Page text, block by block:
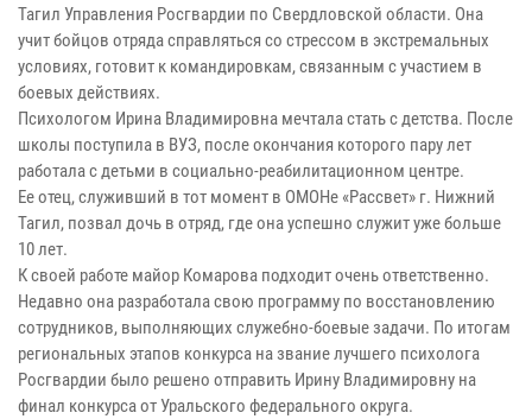
Тагил Управления Росгвардии по Свердловской области. Она
учит бойцов отряда справляться со стрессом в экстремальных
условиях, готовит к командировкам, связанным с участием в
боевых действиях.
Психологом Ирина Владимировна мечтала стать с детства. После
школы поступила в ВУЗ, после окончания которого пару лет
работала с детьми в социально-реабилитационном центре.
Ее отец, служивший в тот момент в ОМОНе «Рассвет» г. Нижний
Тагил, позвал дочь в отряд, где она успешно служит уже больше
10 лет.
К своей работе майор Комарова подходит очень ответственно.
Недавно она разработала свою программу по восстановлению
сотрудников, выполняющих служебно-боевые задачи. По итогам
региональных этапов конкурса на звание лучшего психолога
Росгвардии было решено отправить Ирину Владимировну на
финал конкурса от Уральского федерального округа.